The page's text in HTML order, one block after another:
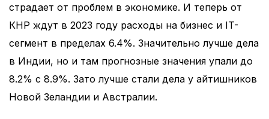
страдает от проблем в экономике. И теперь от
КНР ждут в 2023 году расходы на бизнес и IT-
сегмент в пределах 6.4%. Значительно лучше дела
в Индии, но и там прогнозные значения упали до
8.2% с 8.9%. Зато лучше стали дела у айтишников
Новой Зеландии и Австралии.